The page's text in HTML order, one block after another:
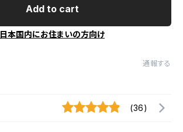
Add to cart
日本国内にお住まいの方向け
通報する
(36)